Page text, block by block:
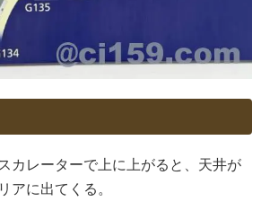
カレーターで上に上がると、天井が
アに出てくる。